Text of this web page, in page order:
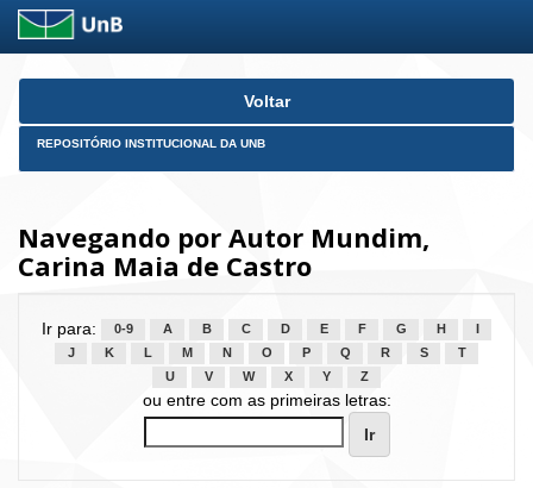
Skip
Voltar
REPOSITÓRIO INSTITUCIONAL DA UNB
Navegando por Autor Mundim,
Carina Maia de Castro
Ir para: 0-9 A B C D E F G H
J
K L M N O P Q R S
T
U
V W X Y Z
ou entre com as primeiras letras: